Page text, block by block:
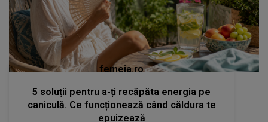
femeia.ro
5 soluții pentru a-ți recăpăta energia pe
caniculă. Ce funcționează când căldura te
epuizează